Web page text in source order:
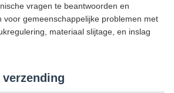
vragen te beantwoorden en
voor gemeenschappelijke problemen met
materiaal slijtage, en inslag